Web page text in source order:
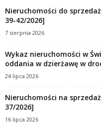
Nieruchomości do
39-42/2026]
7 sierpnia 2026
Wykaz nieruchomości w
oddania w dzierżawę w
24 lipca 2026
Nieruchomości na sprzedaż
37/2026]
16 lipca 2026